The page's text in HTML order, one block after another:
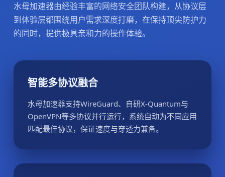
水母加速器由经验丰富的网络安全团队构建，从协议层
到体验层都围绕用户需求深度打磨，在保持顶尖防护力
的同时，提供极具亲和力的操作体验。
智能多协议融合
水母加速器支持WireGuard、自研X-Quantum与
OpenVPN等多协议并行运行，系统自动为不同应用
匹配最佳协议，保证速度与穿透力兼备。